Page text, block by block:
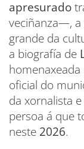
apresurado
veciñanza—, a
grande da
a biografía de
oficial do
da xornalista
persoa á que
neste 2026.